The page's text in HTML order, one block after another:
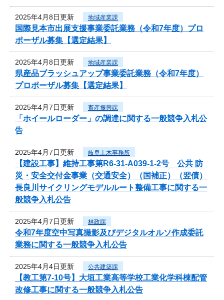
2025年4月8日更新 地域産業課
国際見本市出展支援事業委託業務（令和7年度）プロ
ポーザル募集【選定結果】
2025年4月8日更新 地域産業課
県産品ブラッシュアップ事業委託業務（令和7年度）
プロポーザル募集【選定結果】
2025年4月7日更新 畜産振興課
「ホイールローダー」の調達に関する一般競争入札公
告
2025年4月7日更新 岐阜土木事務所
【建設工事】維持工事第R6-31-A039-1-2号 公共 防
災・安全交付金事業（交通安全）（国補正）（翌債）
長良川サイクリングモデルルート整備工事に関する一
般競争入札公告
2025年4月7日更新 林政課
令和7年度空中写真撮影及びデジタルオルソ作成委託
業務に関する一般競争入札公告
2025年4月4日更新 公共建築課
【教工第7-10号】大垣工業高等学校工業化学科棟配管
改修工事に関する一般競争入札公告